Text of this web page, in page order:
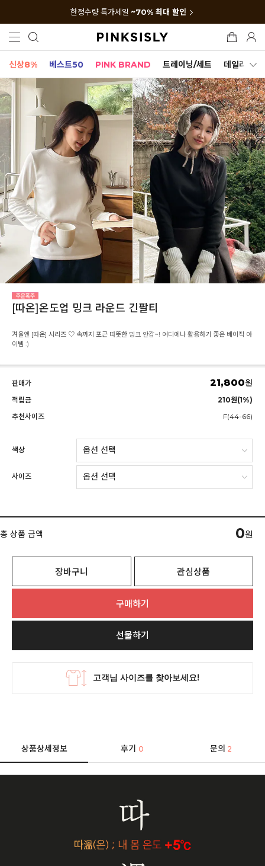
한정수량 특가세일 ~70% 최대 할인
신상8% 베스트50 PINK BRAND 트레이닝/세트 데일리세트
[따온]온도업 밍크 라운드 긴팔티
겨울엔 [따온] 시리즈 ♡ 속까지 포근 따뜻한 밍크 안감~! 어디에나 활용하기 좋은 베이직 아
이템 :)
판매가 21,800원
적립금
210원(1%)
추천사이즈
F(44-66)
색상
사이즈
총 상품 금액 0원
장바구니 관심상품
구매하기
선물하기
상품상세정보 후기0 문의 2